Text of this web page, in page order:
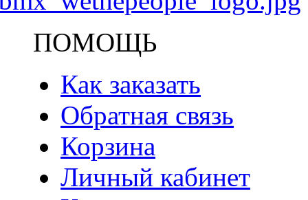
ПОМОЩЬ
Как заказать
Обратная связь
Корзина
Личный кабинет